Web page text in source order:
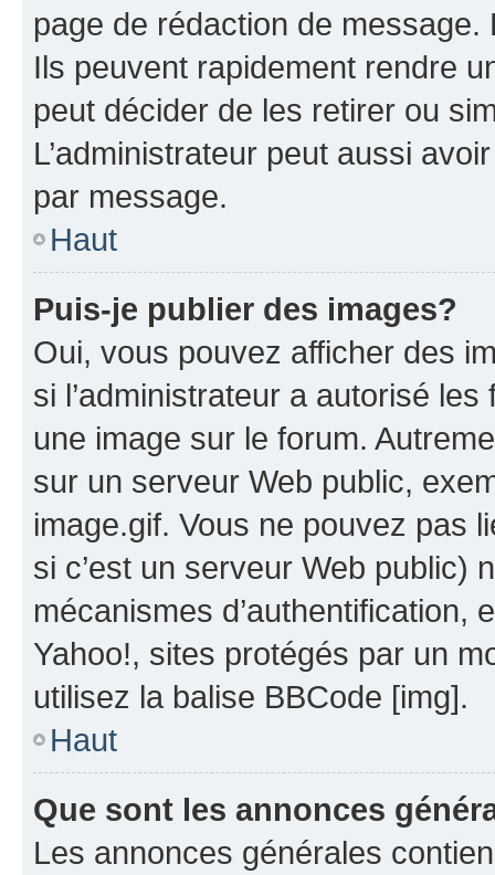
page de rédaction de
Ils peuvent rapidement rendre
peut décider de les retirer ou
L’administrateur peut aussi
par message.
Haut
Puis-je publier des images?
Oui, vous pouvez afficher des
si l’administrateur a autorisé
une image sur le forum.
sur un serveur Web public,
image.gif. Vous ne pouvez pas
si c’est un serveur Web public)
mécanismes d’authentification,
Yahoo!, sites protégés par un
utilisez la balise BBCode [img].
Haut
Que sont les annonces
Les annonces générales